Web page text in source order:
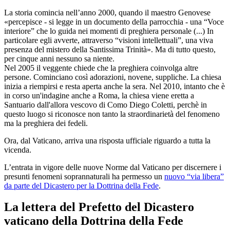
La storia comincia nell’anno 2000, quando il maestro Genovese
«percepisce - si legge in un documento della parrocchia - una “Voce
interiore” che lo guida nei momenti di preghiera personale (...) In
particolare egli avverte, attraverso “visioni intellettuali”, una viva
presenza del mistero della Santissima Trinità». Ma di tutto questo,
per cinque anni nessuno sa niente.
Nel 2005 il veggente chiede che la preghiera coinvolga altre
persone. Cominciano così adorazioni, novene, suppliche. La chiesa
inizia a riempirsi e resta aperta anche la sera. Nel 2010, intanto che è
in corso un'indagine anche a Roma, la chiesa viene eretta a
Santuario dall'allora vescovo di Como Diego Coletti, perchè in
questo luogo si riconosce non tanto la straordinarietà del fenomeno
ma la preghiera dei fedeli.
Ora, dal Vaticano, arriva una risposta ufficiale riguardo a tutta la
vicenda.
L’entrata in vigore delle nuove Norme dal Vaticano per discernere i
presunti fenomeni soprannaturali ha permesso un nuovo “via libera”
da parte del Dicastero per la Dottrina della Fede.
La lettera del Prefetto del Dicastero
vaticano della Dottrina della Fede